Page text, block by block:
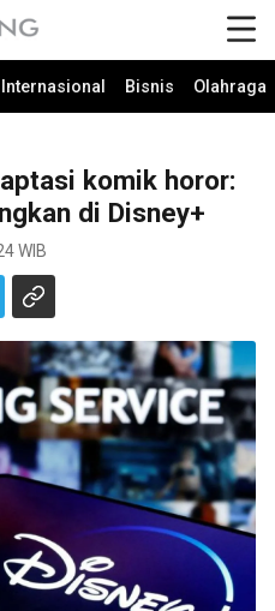
Internasional Bisnis Olahraga
komik horor:
di Disney+
WIB